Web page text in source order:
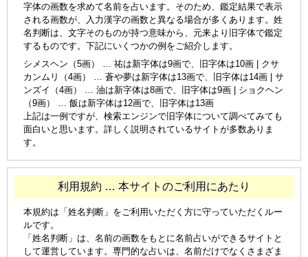
字体の画数を求めて名前を占います。そのため、鑑定結果で表示
される画数が、入力漢字の画数と異なる場合が多くあります。姓
名判断は、文字そのものが持つ意味から、元来より旧字体で鑑定
するものです。下記にいくつかの例をご紹介します。
シメスヘン（5画） … 祐は新字体は9画で、旧字体は10画 | クサ
カンムリ（4画） … 蒼や夢は新字体は13画で、旧字体は14画 | サ
ンズイ（4画） … 油は新字体は8画で、旧字体は9画 | ショクヘン
（9画） … 飯は新字体は12画で、旧字体は13画
上記は一例ですが、検索エンジンで旧字体について調べてみても
面白いと思います。詳しく説明されているサイトが多数ありま
す。
利用規約 … 本サイトのご利用にあたり
本規約は「姓名判断」をご利用いただく方に守っていただくルー
ルです。
「姓名判断」は、名前の画数をもとに名前占いができるサイトと
して運営しています。専門的な占いは、名前だけでなくさまざま